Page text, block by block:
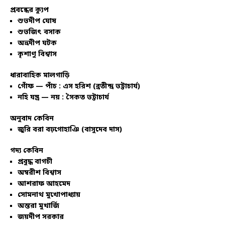
প্রবন্ধের ক্যুপ
শুভদীপ ঘোষ
শুভজিৎ বসাক
অভ্রদীপ ঘটক
কৃশাণু বিশ্বাস
ধারাবাহিক মালগাড়ি
গোঁফ — পাঁচ : এস হরিশ (ব্রতীন্দ্র ভট্টাচার্য)
নহি যন্ত্র — নয় : সৈকত ভট্টাচার্য
অনুবাদ কেবিন
জুরি বরা বঢ়গোহাঞি (বাসুদেব দাস)
গদ্য কেবিন
প্রবুদ্ধ বাগচী
অম্বরীশ বিশ্বাস
আশরাফ আহমেদ
সোমনাথ মুখোপাধ্যায়
অন্তরা মুখার্জি
জয়দীপ সরকার